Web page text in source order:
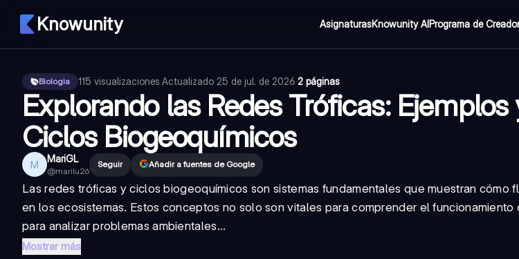
Knowunity AsignaturasKnowunity AIPrograma de
Biologia 115 visualizaciones·Actualizado 25 de jul. de 2026·2 páginas
Explorando las Redes Tróficas: Ejemplos
Ciclos Biogeoquímicos
M MariGL
@marilu26
Seguir Añadir a fuentes de Google
Las redes tróficas y ciclos biogeoquímicos son sistemas fundamentales que muestran cómo
en los ecosistemas. Estos conceptos no solo son vitales para comprender el funcionamiento
para analizar problemas ambientales...
Mostrar más